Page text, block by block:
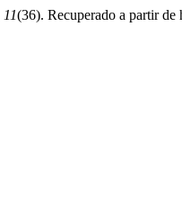
11(36). Recuperado a partir